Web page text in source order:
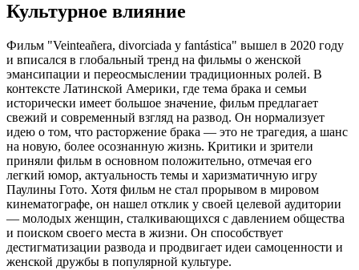
Культурное влияние
Фильм "Veinteañera, divorciada y fantástica" вышел в 2020 году
и вписался в глобальный тренд на фильмы о женской
эмансипации и переосмыслении традиционных ролей. В
контексте Латинской Америки, где тема брака и семьи
исторически имеет большое значение, фильм предлагает
свежий и современный взгляд на развод. Он нормализует
идею о том, что расторжение брака — это не трагедия, а шанс
на новую, более осознанную жизнь. Критики и зрители
приняли фильм в основном положительно, отмечая его
легкий юмор, актуальность темы и харизматичную игру
Паулины Гото. Хотя фильм не стал прорывом в мировом
кинематографе, он нашел отклик у своей целевой аудитории
— молодых женщин, сталкивающихся с давлением общества
и поиском своего места в жизни. Он способствует
дестигматизации развода и продвигает идеи самоценности и
женской дружбы в популярной культуре.